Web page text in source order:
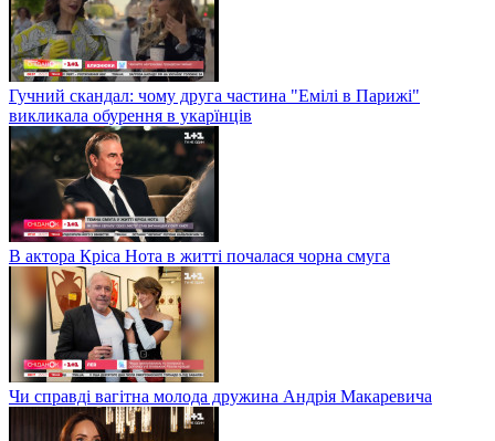
Гучний скандал: чому друга частина "Емілі в Парижі"
викликала обурення в укарїнців
В актора Кріса Нота в житті почалася чорна смуга
Чи справді вагітна молода дружина Андрія Макаревича